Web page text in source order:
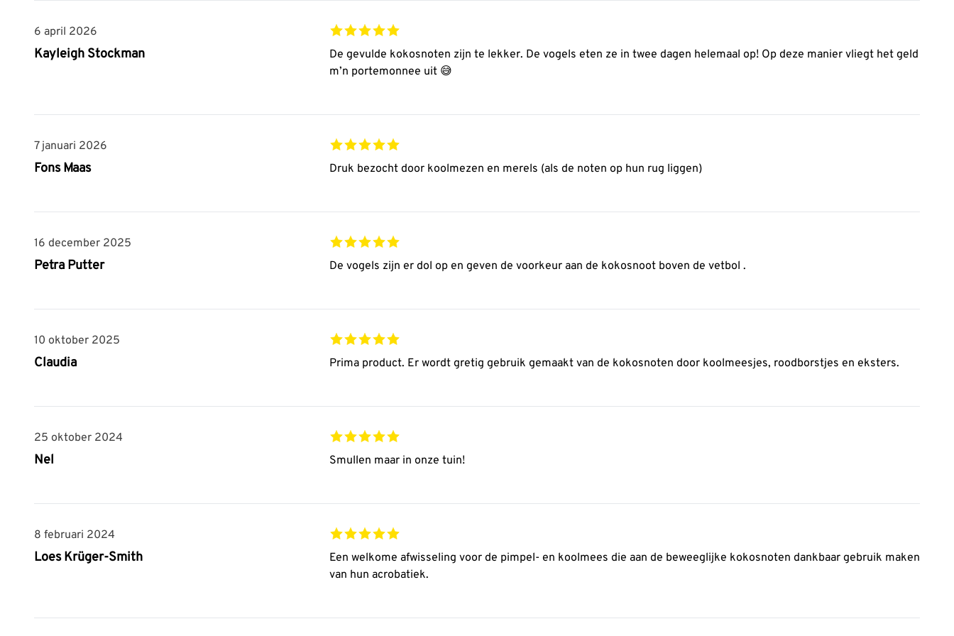
6 april 2026
6 april 2026
Kayleigh Stockman
De gevulde kokosnoten zijn te lekker. De vogels eten ze in twee dagen helemaal op! Op deze manier vliegt het geld
m’n portemonnee uit 😅
7 januari 2026
7 januari 2026
Fons Maas Druk bezocht door koolmezen en merels (als de noten op hun rug liggen)
16 december 2025
16 december 2025
Petra Putter De vogels zijn er dol op en geven de voorkeur aan de kokosnoot boven de vetbol .
10 oktober 2025
10 oktober 2025
Claudia Prima product. Er wordt gretig gebruik gemaakt van de kokosnoten door koolmeesjes, roodborstjes en eksters.
25 oktober 2024
25 oktober 2024
Nel Smullen maar in onze tuin!
8 februari 2024
8 februari 2024
Loes Krüger-Smith
Een welkome afwisseling voor de pimpel- en koolmees die aan de beweeglijke kokosnoten dankbaar gebruik maken
van hun acrobatiek.